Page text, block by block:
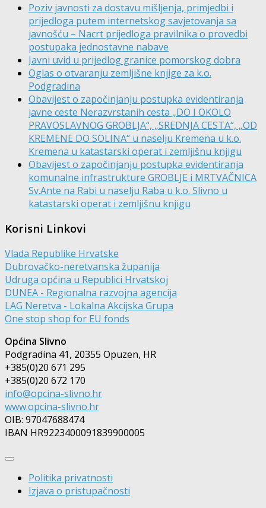
Poziv javnosti za dostavu mišljenja, primjedbi i
prijedloga putem internetskog savjetovanja sa
javnošću – Nacrt prijedloga pravilnika o provedbi
postupaka jednostavne nabave
Javni uvid u prijedlog granice pomorskog dobra
Oglas o otvaranju zemljišne knjige za k.o.
Podgradina
Obavijest o započinjanju postupka evidentiranja
javne ceste Nerazvrstanih cesta „DO I OKOLO
PRAVOSLAVNOG GROBLJA“, „SREDNJA CESTA“, „OD
KREMENE DO SOLINA“ u naselju Kremena u k.o.
Kremena u katastarski operat i zemljišnu knjigu
Obavijest o započinjanju postupka evidentiranja
komunalne infrastrukture GROBLJE i MRTVAČNICA
Sv.Ante na Rabi u naselju Raba u k.o. Slivno u
katastarski operat i zemljišnu knjigu
Korisni Linkovi
Vlada Republike Hrvatske
Dubrovačko-neretvanska županija
Udruga općina u Republici Hrvatskoj
DUNEA - Regionalna razvojna agencija
LAG Neretva - Lokalna Akcijska Grupa
One stop shop for EU fonds
Općina Slivno
Podgradina 41, 20355 Opuzen, HR
+385(0)20 671 295
+385(0)20 672 170
info@opcina-slivno.hr
www.opcina-slivno.hr
OIB: 97047688474
IBAN HR9223400091839900005
Politika privatnosti
Izjava o pristupačnosti